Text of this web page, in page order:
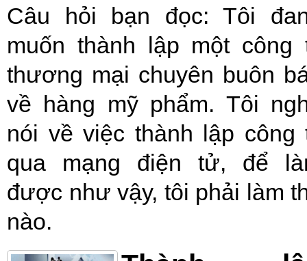
Câu hỏi bạn đọc: Tôi
muốn thành lập một công
thương mại chuyên buôn
về hàng mỹ phẩm. Tôi
nói về việc thành lập công
qua mạng điện tử, để
được như vậy, tôi phải làm
nào.